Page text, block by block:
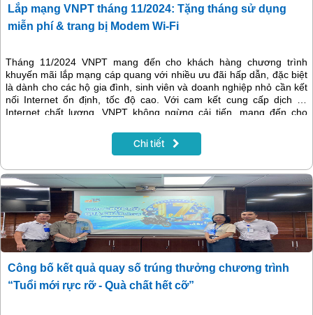
Lắp mạng VNPT tháng 11/2024: Tặng tháng sử dụng
miễn phí & trang bị Modem Wi-Fi
Tháng 11/2024 VNPT mang đến cho khách hàng chương trình
khuyến mãi lắp mạng cáp quang với nhiều ưu đãi hấp dẫn, đặc biệt
là dành cho các hộ gia đình, sinh viên và doanh nghiệp nhỏ cần kết
nối Internet ổn định, tốc độ cao. Với cam kết cung cấp dịch vụ
Internet chất lượng, VNPT không ngừng cải tiến, mang đến cho
mãi siêu tiết kiệm trong tháng này.
Chi tiết
Công bố kết quả quay số trúng thưởng chương trình
“Tuổi mới rực rỡ - Quà chất hết cỡ”